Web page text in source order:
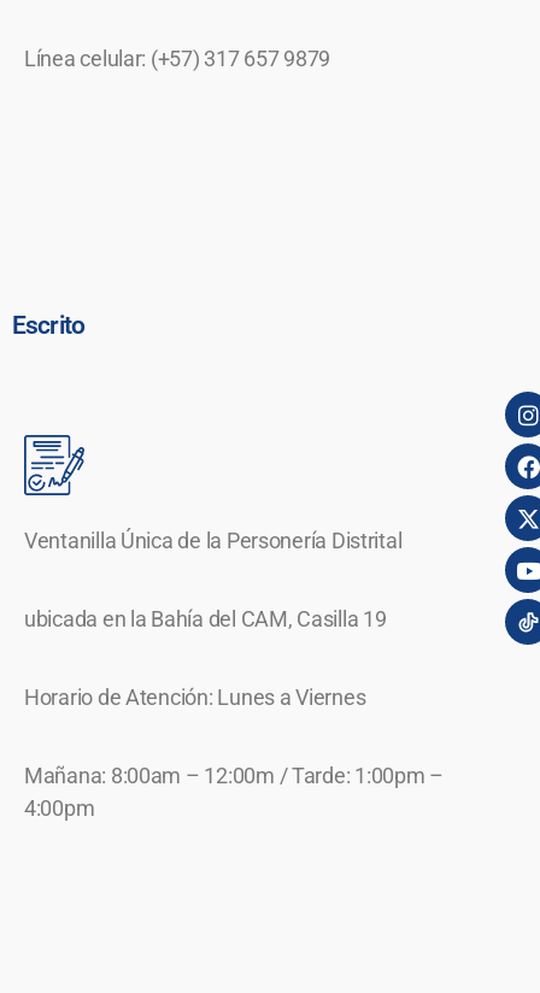
Línea celular: (+57) 317 657 9879
Escrito
Ventanilla Única de la Personería Distrital
ubicada en la Bahía del CAM, Casilla 19
Horario de Atención: Lunes a Viernes
Mañana: 8:00am – 12:00m / Tarde: 1:00pm –
4:00pm